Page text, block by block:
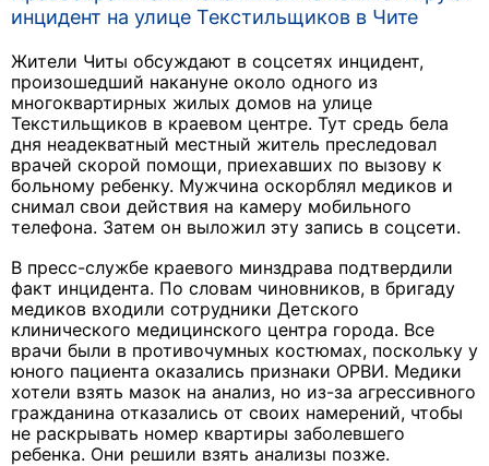
инцидент на улице Текстильщиков в Чите
Жители Читы обсуждают в соцсетях инцидент,
произошедший накануне около одного из
многоквартирных жилых домов на улице
Текстильщиков в краевом центре. Тут средь бела
дня неадекватный местный житель преследовал
врачей скорой помощи, приехавших по вызову к
больному ребенку. Мужчина оскорблял медиков и
снимал свои действия на камеру мобильного
телефона. Затем он выложил эту запись в соцсети.
В пресс-службе краевого минздрава подтвердили
факт инцидента. По словам чиновников, в бригаду
медиков входили сотрудники Детского
клинического медицинского центра города. Все
врачи были в противочумных костюмах, поскольку у
юного пациента оказались признаки ОРВИ. Медики
хотели взять мазок на анализ, но из-за агрессивного
гражданина отказались от своих намерений, чтобы
не раскрывать номер квартиры заболевшего
ребенка. Они решили взять анализы позже.